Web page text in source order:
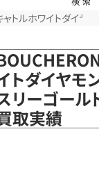
トルホワイトダイヤ
トダイヤモ
リーゴール
取実績